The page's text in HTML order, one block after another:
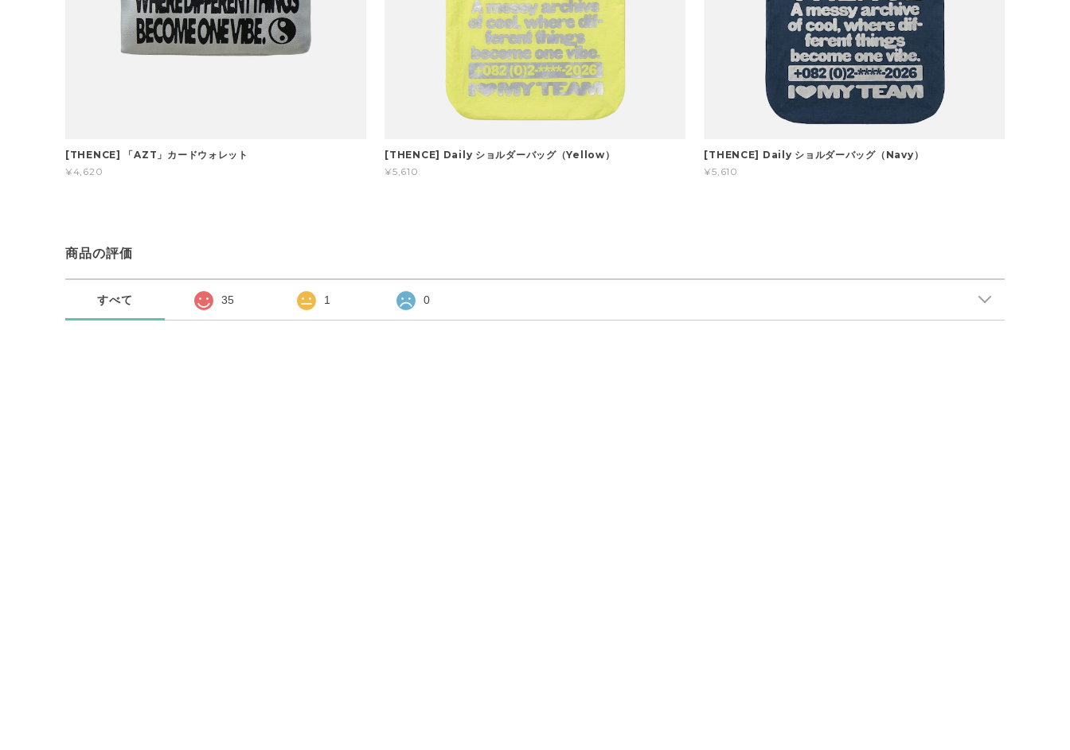
[THENCE] 「AZT」カードウォレット
¥4,620
[THENCE] Daily ショルダーバッグ（Yellow）
¥5,610
[THENCE] Daily ショルダーバッグ（Navy）
¥5,610
商品の評価
すべて 35 1 0